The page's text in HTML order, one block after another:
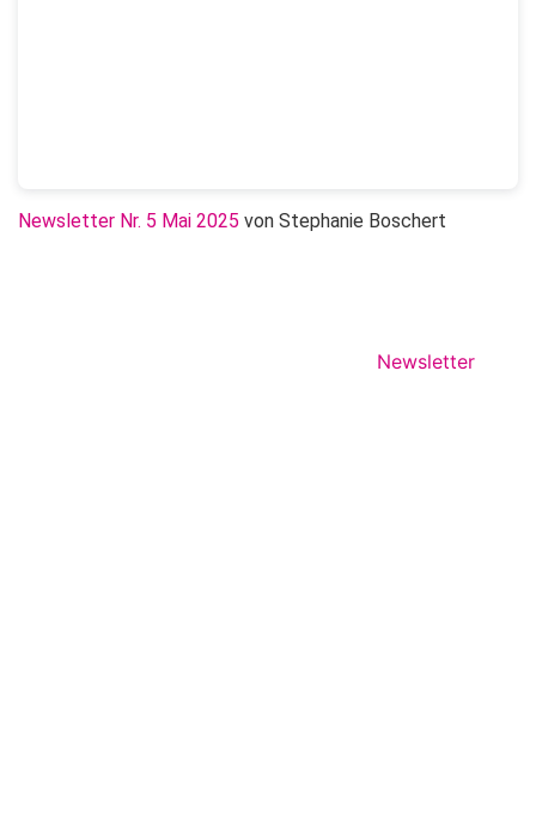
Newsletter Nr. 5 Mai 2025 von Stephanie Boschert
Newsletter